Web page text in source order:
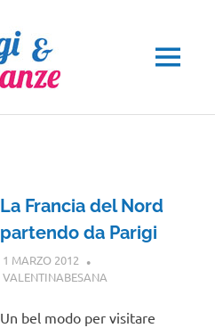
MENU
La Francia del Nord
partendo da Parigi
1 MARZO 2012
VALENTINABESANAEUROPA
Un bel modo per visitare